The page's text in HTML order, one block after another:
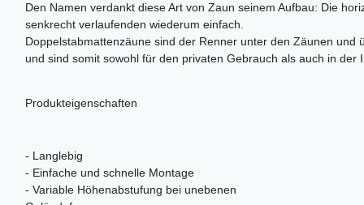
Den Namen verdankt diese Art von Zaun seinem Aufbau: Die
senkrecht verlaufenden wiederum einfach.
Doppelstabmattenzäune sind der Renner unter den Zäunen
und sind somit sowohl für den privaten Gebrauch als auch in
Produkteigenschaften
- Langlebig
- Einfache und schnelle Montage
- Variable Höhenabstufung bei unebenen